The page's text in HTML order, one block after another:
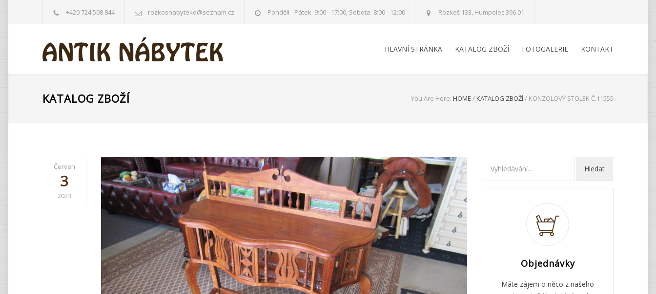
+420 724 508 844 rozkosnabyteko@seznam.cz Pondělí - Pátek: 9:00 - 17:00, Sobota: 8:00 - 12:00 Rozkoš 133, Humpolec 396 01
HLAVNÍ STRÁNKA KATALOG ZBOŽÍ FOTOGALERIE KONTAKT
KATALOG ZBOŽÍ You Are Here: HOME /KATALOG ZBOŽÍ/ KONZOLOVÝ STOLEK Č.11555
Červen
3
2023
Objednávky
Máte zájem o něco z našeho